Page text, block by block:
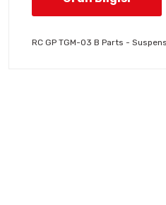
RC GP TGM-03 B Parts -